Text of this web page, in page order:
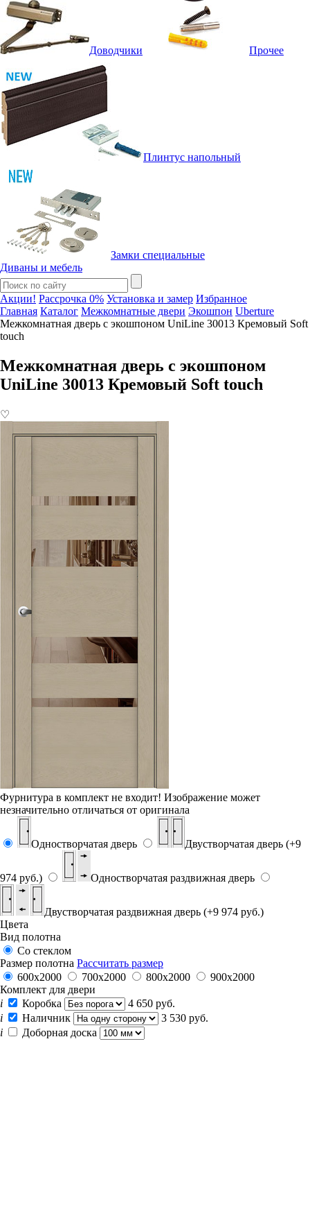
Доводчики Прочее
Плинтус напольный
Замки специальные
Диваны и мебель
Акции! Рассрочка 0% Установка и замер Избранное
Главная Каталог Межкомнатные двери Экошпон Uberture
Межкомнатная дверь с экошпоном UniLine 30013 Кремовый Soft
touch
Межкомнатная дверь с экошпоном
UniLine 30013 Кремовый Soft touch
♡
Фурнитура в комплект не входит! Изображение может
незначительно отличаться от оригинала
Одностворчатая дверь Двустворчатая дверь (+9
974 руб.) Одностворчатая раздвижная дверь
Двустворчатая раздвижная дверь (+9 974 руб.)
Цвета
Вид полотна
Со стеклом
Размер полотна Рассчитать размер
600x2000
700x2000 800x2000
900x2000
Комплект для двери
i
Коробка
4 650 руб.
i
Наличник
3 530 руб.
i
Доборная доска